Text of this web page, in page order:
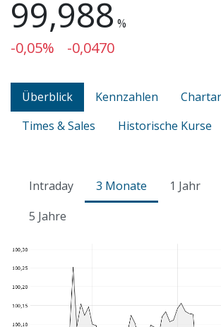
99,988 %
-0,05% -0,0470
Überblick Kennzahlen
Times & Sales
Historische Kurse
Intraday 3 Monate 1 Jahr
5 Jahre